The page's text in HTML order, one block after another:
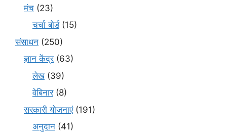
मंच (23)
चर्चा बोर्ड(15)
संसाधन (250)
ज्ञान केंद्र(63)
लेख(39)
वेबिनार(8)
सरकारी योजनाएं(191)
अनुदान (41)